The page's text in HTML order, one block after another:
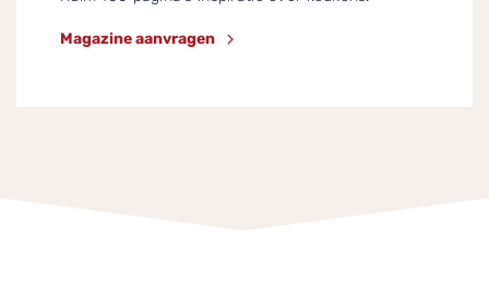
Magazine aanvragen